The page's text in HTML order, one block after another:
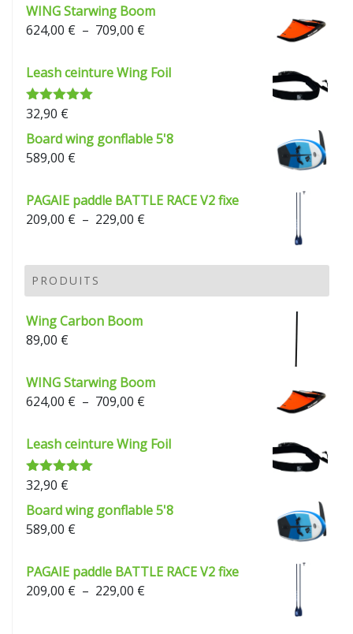
WING Starwing Boom
624,00 € – 709,00 €
prix :
624,00 €
Leash ceinture Wing Foil
Note 5.00
32,90 €
Board wing gonflable 5'8
589,00 €
PAGAIE paddle BATTLE RACE V2 fixe
209,00 € – 229,00 €
à
PRODUITS
Wing Carbon Boom
89,00 €
WING Starwing Boom
624,00 € – 709,00 €
prix :
624,00 €
Leash ceinture Wing Foil
Note 5.00
32,90 €
Board wing gonflable 5'8
589,00 €
PAGAIE paddle BATTLE RACE V2 fixe
209,00 € – 229,00 €